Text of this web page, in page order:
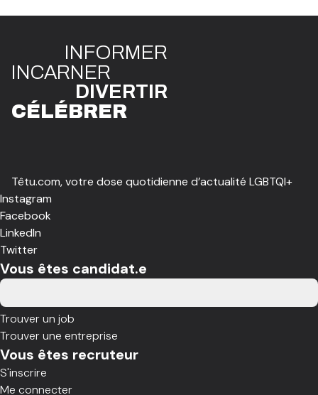
INFORMER
INCARNER
DIVERTIR
CÉLÉBRER
Têtu.com, votre dose quotidienne d’actualité LGBTQI+
Instagram
Facebook
LinkedIn
Twitter
Vous êtes candidat.e
Trouver un job
Trouver une entreprise
Vous êtes recruteur
S'inscrire
Me connecter